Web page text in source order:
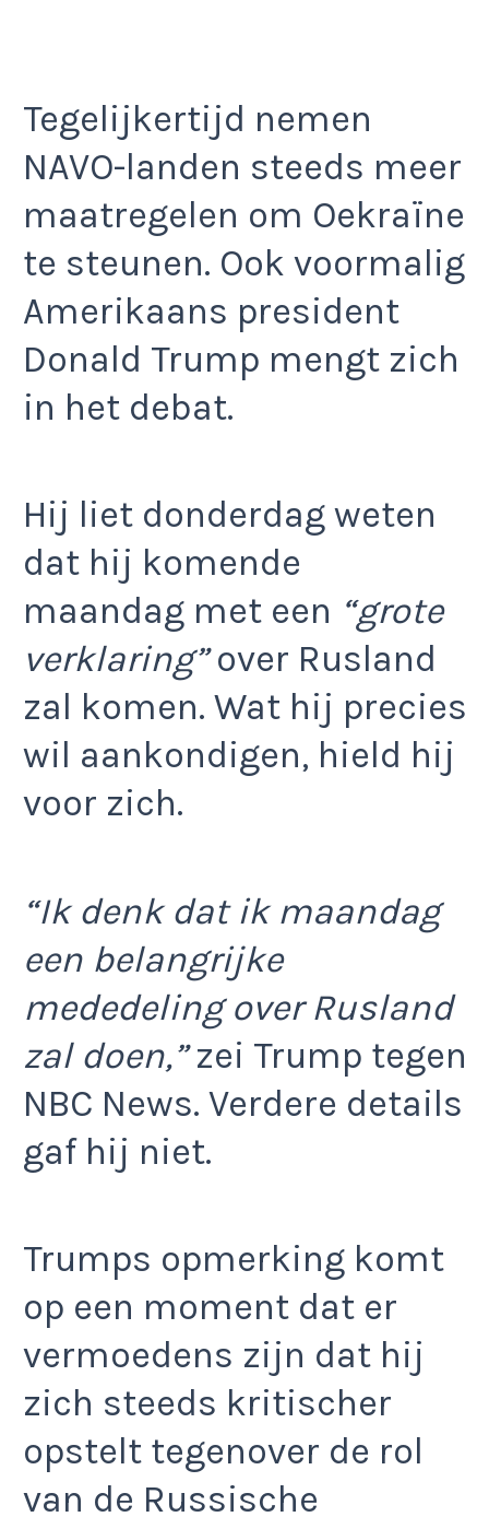
Tegelijkertijd nemen
NAVO-landen steeds meer
maatregelen om Oekraïne
te steunen. Ook voormalig
Amerikaans president
Donald Trump mengt zich
in het debat.
Hij liet donderdag weten
dat hij komende
maandag met een “grote
verklaring”over Rusland
zal komen. Wat hij precies
wil aankondigen, hield hij
voor zich.
“Ik denk dat ik maandag
een belangrijke
mededeling over Rusland
zal doen,”zei Trump tegen
NBC News. Verdere details
gaf hij niet.
Trumps opmerking komt
op een moment dat er
vermoedens zijn dat hij
zich steeds kritischer
opstelt tegenover de rol
van de Russische